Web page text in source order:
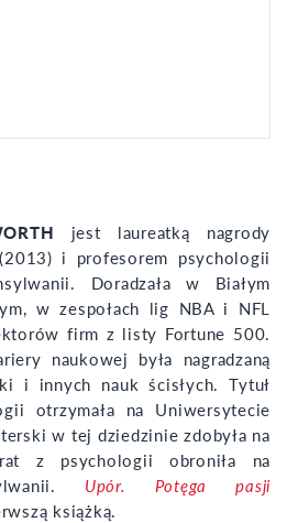
jest laureatką nagrody
i profesorem psychologii
Doradzała w Białym
w zespołach lig NBA i NFL
firm z listy Fortune 500.
naukowej była nagradzaną
i innych nauk ścisłych. Tytuł
otrzymała na Uniwersytecie
w tej dziedzinie zdobyła na
z psychologii obroniła na
Upór. Potęga pasji
książką.